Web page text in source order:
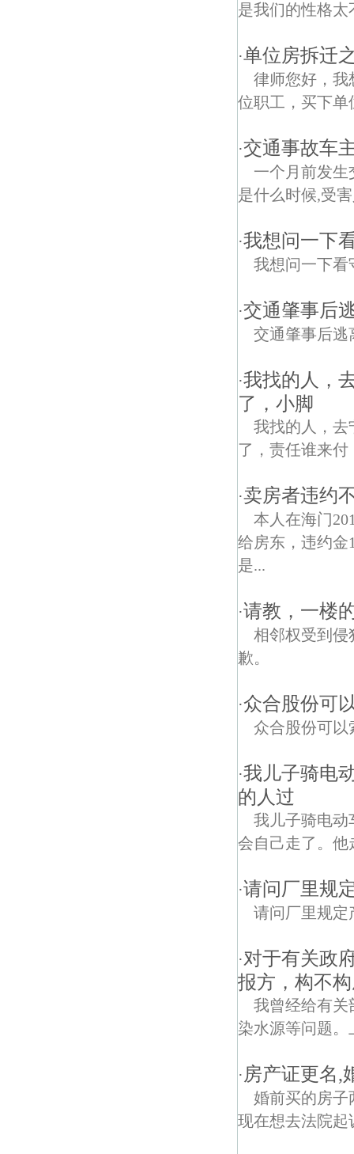
是我们的性格
·单位房拆迁
律师您好，我
位职工，买下单
·交通事故车
一个月前发生
是什么时候,受
·我想问一下
我想问一下看
·交通肇事后
交通肇事后逃
·我找的人，
了，小脚
我找的人，去
了，责任谁来付
·卖房者违约
本人在海门
给房东，违约金
是...
·请教，一楼
相邻权受到侵
歉。
·众合股份可
众合股份可以
·我儿子骑电
的人过
我儿子骑电动
会自己走了。他
·请问厂里规
请问厂里规定
·对于有关政
报方，构不
我曾经给有关
染水源等问题
· 房产证更名,
婚前买的房子
现在想去法院起